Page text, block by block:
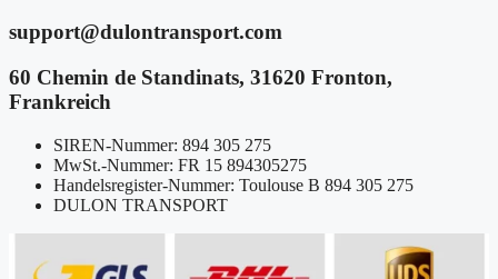
support@dulontransport.com
60 Chemin de Standinats, 31620 Fronton,
Frankreich
SIREN-Nummer: 894 305 275
MwSt.-Nummer: FR 15 894305275
Handelsregister-Nummer: Toulouse B 894 305 275
DULON TRANSPORT